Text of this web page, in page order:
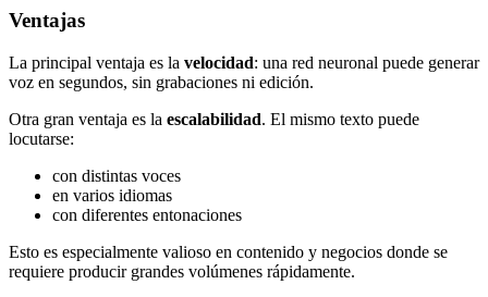
Ventajas
La principal ventaja es la velocidad: una red neuronal puede generar
voz en segundos, sin grabaciones ni edición.
Otra gran ventaja es la escalabilidad. El mismo texto puede
locutarse:
con distintas voces
en varios idiomas
con diferentes entonaciones
Esto es especialmente valioso en contenido y negocios donde se
requiere producir grandes volúmenes rápidamente.